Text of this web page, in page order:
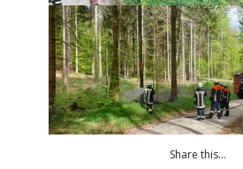
Share this...